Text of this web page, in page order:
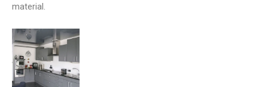
material.